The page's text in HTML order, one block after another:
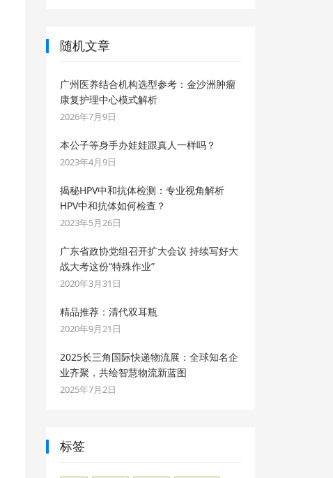
随机文章
广州医养结合机构选型参考：金沙洲肿瘤
康复护理中心模式解析
2026年7月9日
本公子等身手办娃娃跟真人一样吗？
2023年4月9日
揭秘HPV中和抗体检测：专业视角解析
HPV中和抗体如何检查？
2023年5月26日
广东省政协党组召开扩大会议 持续写好大
战大考这份“特殊作业”
2020年3月31日
精品推荐：清代双耳瓶
2020年9月21日
2025长三角国际快递物流展：全球知名企
业齐聚，共绘智慧物流新蓝图
2025年7月2日
标签